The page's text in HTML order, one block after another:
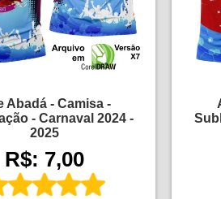
Abadá - Camisa -
- Carnaval 2024 -
2025
R$: 7,00